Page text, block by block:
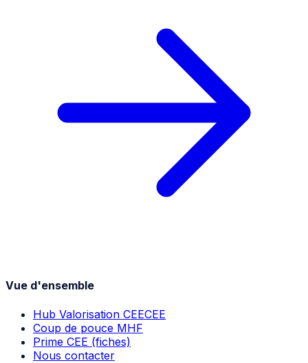
Vue d'ensemble
Hub Valorisation CEECEE
Coup de pouce MHF
Prime CEE (fiches)
Nous contacter